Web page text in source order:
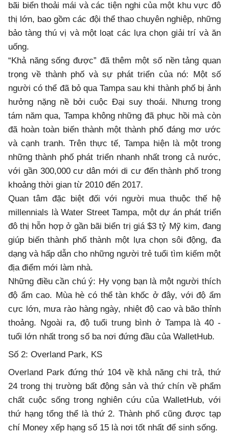
bãi biển thoải mái và các tiện nghi của một khu vực đô
thị lớn, bao gồm các đội thể thao chuyên nghiệp, những
bảo tàng thú vị và một loạt các lựa chọn giải trí và ăn
uống.
“Khả năng sống được” đã thêm một số nền tảng quan
trọng về thành phố và sự phát triển của nó: Một số
người có thể đã bỏ qua Tampa sau khi thành phố bị ảnh
hưởng nặng nề bởi cuộc Đại suy thoái. Nhưng trong
tám năm qua, Tampa không những đã phục hồi mà còn
đã hoàn toàn biến thành một thành phố đáng mơ ước
và cạnh tranh. Trên thực tế, Tampa hiện là một trong
những thành phố phát triển nhanh nhất trong cả nước,
với gần 300,000 cư dân mới di cư đến thành phố trong
khoảng thời gian từ 2010 đến 2017.
Quan tâm đặc biệt đối với người mua thuộc thế hệ
millennials là Water Street Tampa, một dự án phát triển
đô thị hỗn hợp ở gần bãi biển trị giá $3 tỷ Mỹ kim, đang
giúp biến thành phố thành một lựa chọn sôi động, đa
dạng và hấp dẫn cho những người trẻ tuổi tìm kiếm một
địa điểm mới làm nhà.
Những điều cần chú ý: Hy vọng bạn là một người thích
độ ẩm cao. Mùa hè có thể tàn khốc ở đây, với độ ẩm
cực lớn, mưa rào hàng ngày, nhiệt độ cao và bão thỉnh
thoảng. Ngoài ra, độ tuổi trung bình ở Tampa là 40 -
tuổi lớn nhất trong số ba nơi đứng đầu của WalletHub.
Số 2: Overland Park, KS
Overland Park đứng thứ 104 về khả năng chi trả, thứ
24 trong thị trường bất động sản và thứ chín về phẩm
chất cuộc sống trong nghiên cứu của WalletHub, với
thứ hạng tổng thể là thứ 2. Thành phố cũng được tạp
chí Money xếp hạng số 15 là nơi tốt nhất để sinh sống.